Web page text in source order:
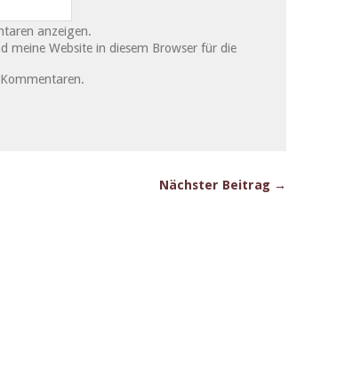
anzeigen.
meine Website in diesem Browser für die
Nächster Beitrag →